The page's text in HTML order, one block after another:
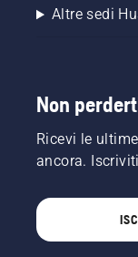
Altre sedi
Non
Ricevi le
ancora.